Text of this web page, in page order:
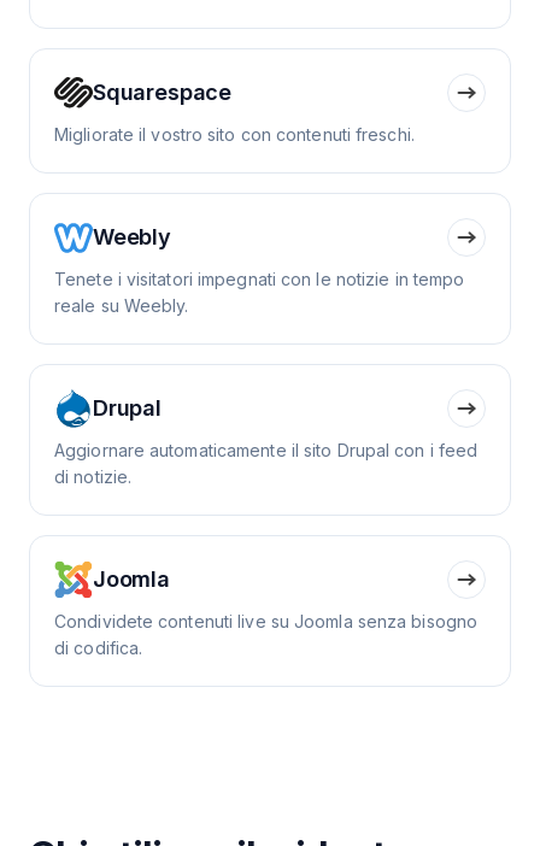
Squarespace
Migliorate il vostro sito con contenuti freschi.
Weebly
Tenete i visitatori impegnati con le notizie in tempo
reale su Weebly.
Drupal
Aggiornare automaticamente il sito Drupal con i feed
di notizie.
Joomla
Condividete contenuti live su Joomla senza bisogno
di codifica.